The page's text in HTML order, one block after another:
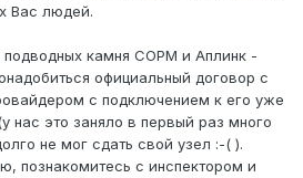
Вас людей.
камня СОРМ и Аплинк -
официальный договор с
с подключением к его уже
это заняло в первый раз много
не мог сдать свой узел :-( ).
познакомитесь с инспектором и